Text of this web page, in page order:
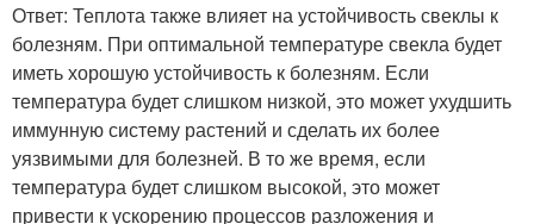
Ответ: Теплота также влияет на устойчивость свеклы к
болезням. При оптимальной температуре свекла будет
иметь хорошую устойчивость к болезням. Если
температура будет слишком низкой, это может ухудшить
иммунную систему растений и сделать их более
уязвимыми для болезней. В то же время, если
температура будет слишком высокой, это может
привести к ускорению процессов разложения и